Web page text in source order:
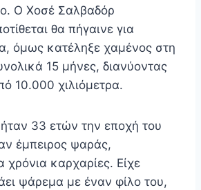
O Χοσέ Σαλβαδόρ
θα πήγαινε για
όμως κατέληξε χαμένος στη
15 μήνες, διανύοντας
10.000 χιλιόμετρα.
33 ετών την εποχή του
έμπειρος ψαράς,
χρόνια καρχαρίες. Είχε
ψάρεμα με έναν φίλο του,